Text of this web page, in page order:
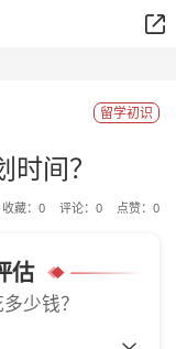
留学初识
间？
收藏： 0 评论： 0 点赞： 0
估
少钱？